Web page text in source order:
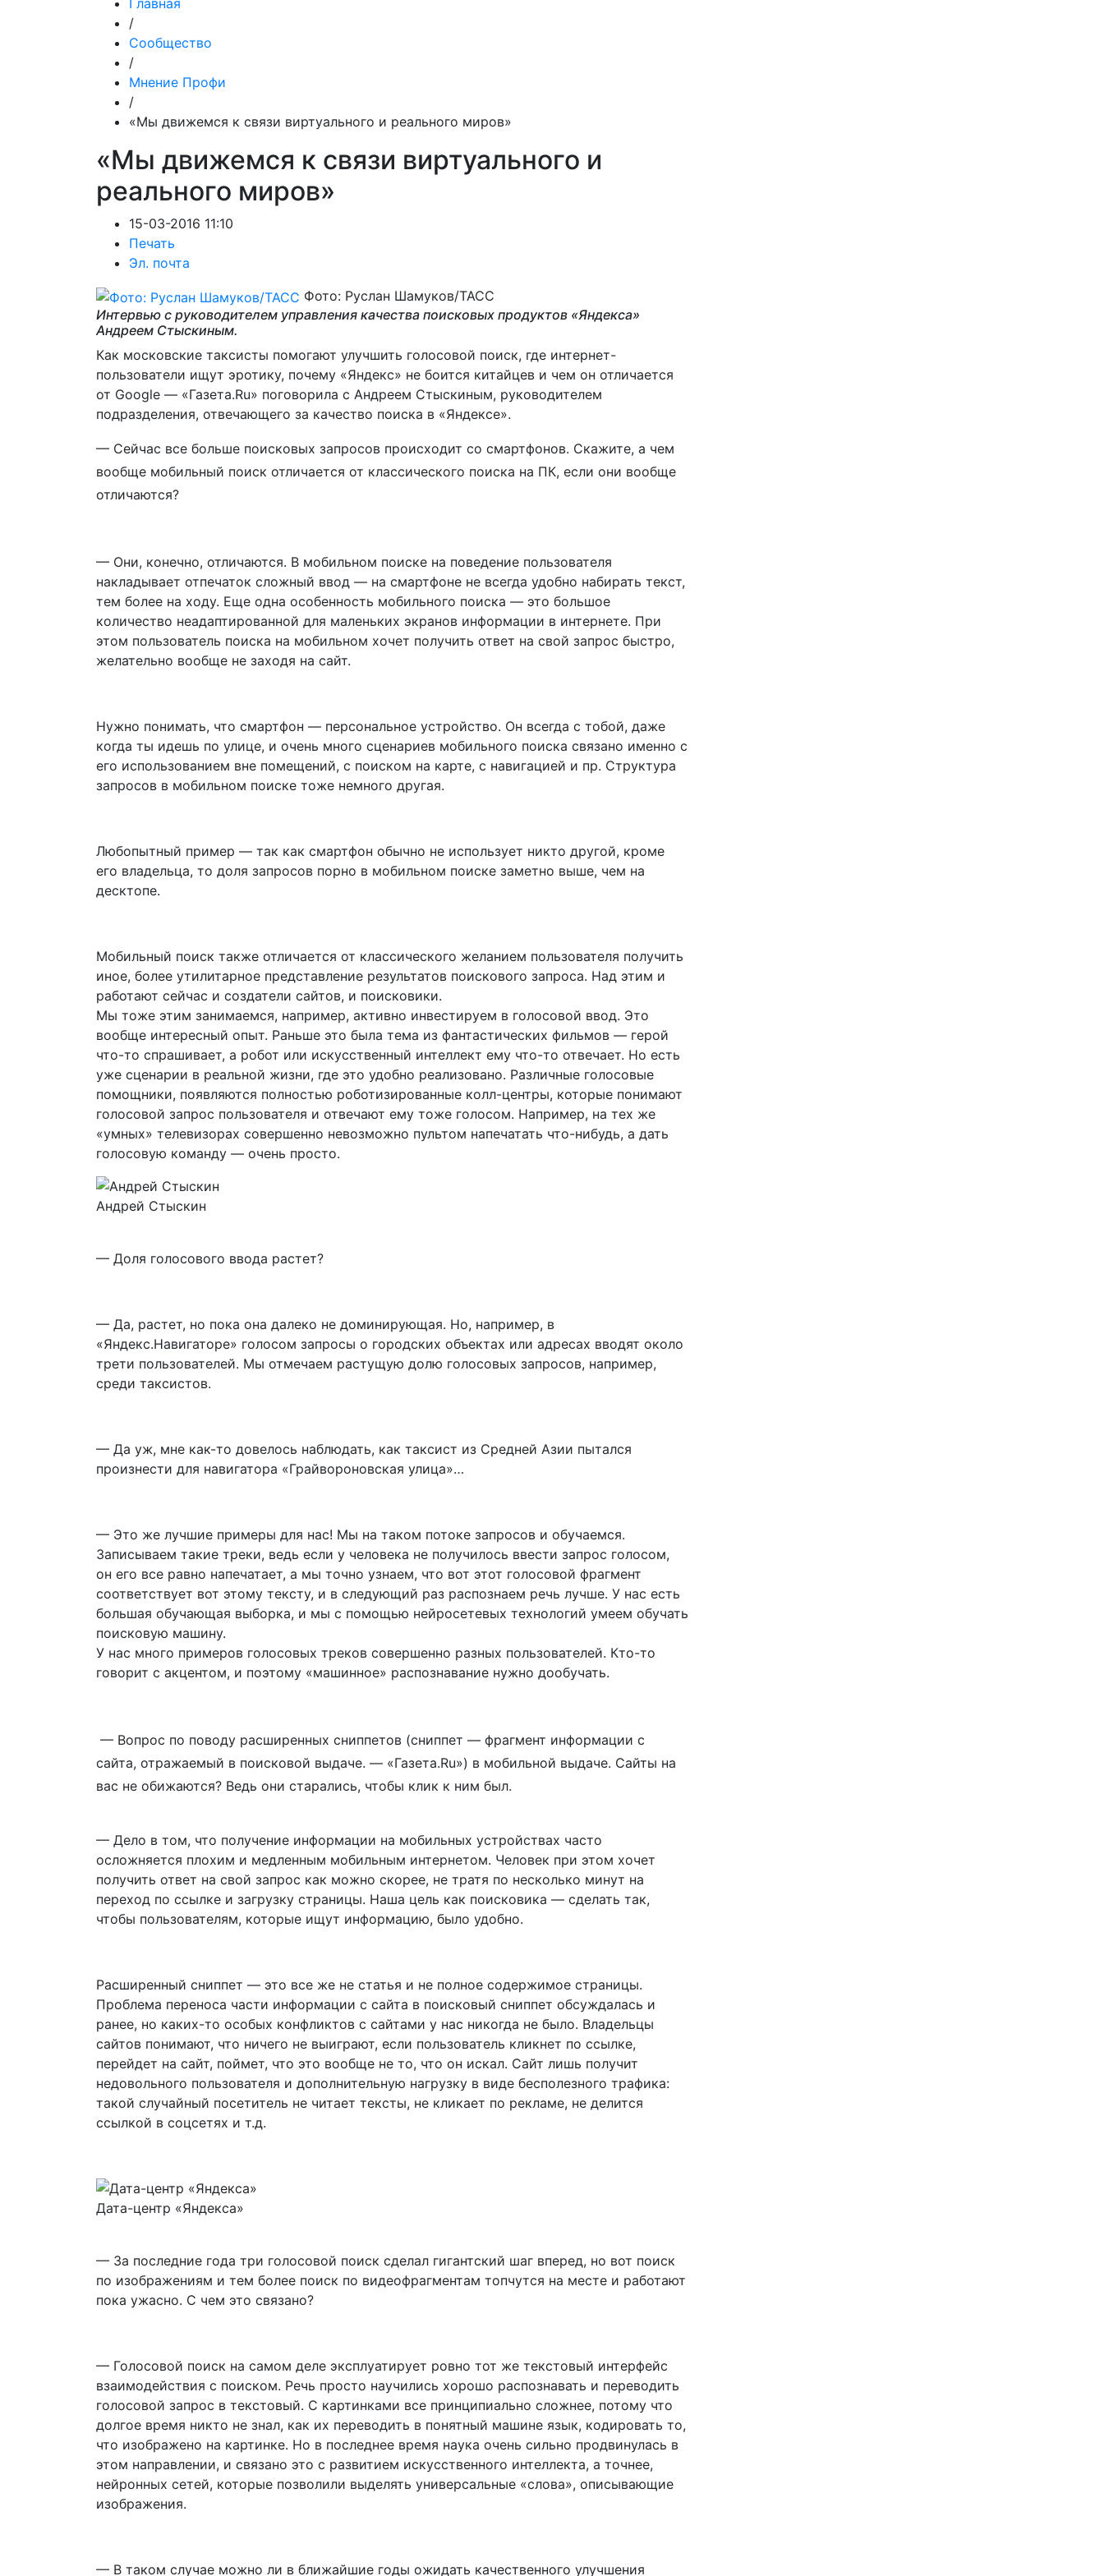
Главная
/
Сообщество
/
Мнение Профи
/
«Мы движемся к связи виртуального и реального миров»
«Мы движемся к связи виртуального и
реального миров»
15-03-2016 11:10
Печать
Эл. почта
Фото: Руслан Шамуков/ТАСС
Интервью с руководителем управления качества поисковых продуктов «Яндекса»
Андреем Стыскиным.
Как московские таксисты помогают улучшить голосовой поиск, где интернет-
пользователи ищут эротику, почему «Яндекс» не боится китайцев и чем он отличается
от Google — «Газета.Ru» поговорила с Андреем Стыскиным, руководителем
подразделения, отвечающего за качество поиска в «Яндексе».
— Сейчас все больше поисковых запросов происходит со смартфонов. Скажите, а чем
вообще мобильный поиск отличается от классического поиска на ПК, если они вообще
отличаются?
— Они, конечно, отличаются. В мобильном поиске на поведение пользователя
накладывает отпечаток сложный ввод — на смартфоне не всегда удобно набирать текст,
тем более на ходу. Еще одна особенность мобильного поиска — это большое
количество неадаптированной для маленьких экранов информации в интернете. При
этом пользователь поиска на мобильном хочет получить ответ на свой запрос быстро,
желательно вообще не заходя на сайт.
Нужно понимать, что смартфон — персональное устройство. Он всегда с тобой, даже
когда ты идешь по улице, и очень много сценариев мобильного поиска связано именно с
его использованием вне помещений, с поиском на карте, с навигацией и пр. Структура
запросов в мобильном поиске тоже немного другая.
Любопытный пример — так как смартфон обычно не использует никто другой, кроме
его владельца, то доля запросов порно в мобильном поиске заметно выше, чем на
десктопе.
Мобильный поиск также отличается от классического желанием пользователя получить
иное, более утилитарное представление результатов поискового запроса. Над этим и
работают сейчас и создатели сайтов, и поисковики.
Мы тоже этим занимаемся, например, активно инвестируем в голосовой ввод. Это
вообще интересный опыт. Раньше это была тема из фантастических фильмов — герой
что-то спрашивает, а робот или искусственный интеллект ему что-то отвечает. Но есть
уже сценарии в реальной жизни, где это удобно реализовано. Различные голосовые
помощники, появляются полностью роботизированные колл-центры, которые понимают
голосовой запрос пользователя и отвечают ему тоже голосом. Например, на тех же
«умных» телевизорах совершенно невозможно пультом напечатать что-нибудь, а дать
голосовую команду — очень просто.
Андрей Стыскин
— Доля голосового ввода растет?
— Да, растет, но пока она далеко не доминирующая. Но, например, в
«Яндекс.Навигаторе» голосом запросы о городских объектах или адресах вводят около
трети пользователей. Мы отмечаем растущую долю голосовых запросов, например,
среди таксистов.
— Да уж, мне как-то довелось наблюдать, как таксист из Средней Азии пытался
произнести для навигатора «Грайвороновская улица»…
— Это же лучшие примеры для нас! Мы на таком потоке запросов и обучаемся.
Записываем такие треки, ведь если у человека не получилось ввести запрос голосом,
он его все равно напечатает, а мы точно узнаем, что вот этот голосовой фрагмент
соответствует вот этому тексту, и в следующий раз распознаем речь лучше. У нас есть
большая обучающая выборка, и мы с помощью нейросетевых технологий умеем обучать
поисковую машину.
У нас много примеров голосовых треков совершенно разных пользователей. Кто-то
говорит с акцентом, и поэтому «машинное» распознавание нужно дообучать.
— Вопрос по поводу расширенных сниппетов (сниппет — фрагмент информации с
сайта, отражаемый в поисковой выдаче. — «Газета.Ru») в мобильной выдаче. Сайты на
вас не обижаются? Ведь они старались, чтобы клик к ним был.
— Дело в том, что получение информации на мобильных устройствах часто
осложняется плохим и медленным мобильным интернетом. Человек при этом хочет
получить ответ на свой запрос как можно скорее, не тратя по несколько минут на
переход по ссылке и загрузку страницы. Наша цель как поисковика — сделать так,
чтобы пользователям, которые ищут информацию, было удобно.
Расширенный сниппет — это все же не статья и не полное содержимое страницы.
Проблема переноса части информации с сайта в поисковый сниппет обсуждалась и
ранее, но каких-то особых конфликтов с сайтами у нас никогда не было. Владельцы
сайтов понимают, что ничего не выиграют, если пользователь кликнет по ссылке,
перейдет на сайт, поймет, что это вообще не то, что он искал. Сайт лишь получит
недовольного пользователя и дополнительную нагрузку в виде бесполезного трафика:
такой случайный посетитель не читает тексты, не кликает по рекламе, не делится
ссылкой в соцсетях и т.д.
Дата-центр «Яндекса»
— За последние года три голосовой поиск сделал гигантский шаг вперед, но вот поиск
по изображениям и тем более поиск по видеофрагментам топчутся на месте и работают
пока ужасно. С чем это связано?
— Голосовой поиск на самом деле эксплуатирует ровно тот же текстовый интерфейс
взаимодействия с поиском. Речь просто научились хорошо распознавать и переводить
голосовой запрос в текстовый. С картинками все принципиально сложнее, потому что
долгое время никто не знал, как их переводить в понятный машине язык, кодировать то,
что изображено на картинке. Но в последнее время наука очень сильно продвинулась в
этом направлении, и связано это с развитием искусственного интеллекта, а точнее,
нейронных сетей, которые позволили выделять универсальные «слова», описывающие
изображения.
— В таком случае можно ли в ближайшие годы ожидать качественного улучшения